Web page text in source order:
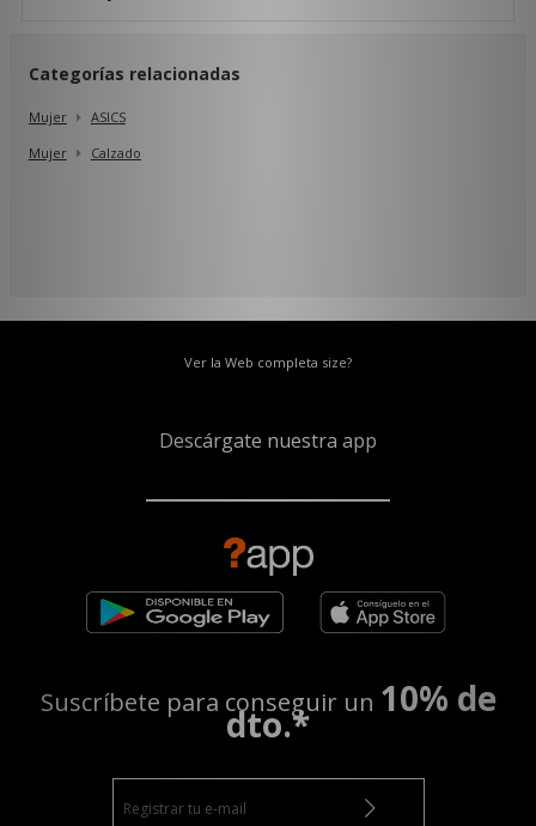
Categorías relacionadas
Mujer
ASICS
Mujer
Calzado
Ver la Web completa size?
Descárgate nuestra app
Suscríbete para conseguir un 10% de
dto.*